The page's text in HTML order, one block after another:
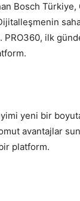
Bosch Türkiye,
ilk
yeni bir boyuta
avantajlar
platform.